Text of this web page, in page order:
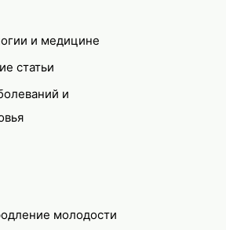
и медицине
статьи
и
молодости